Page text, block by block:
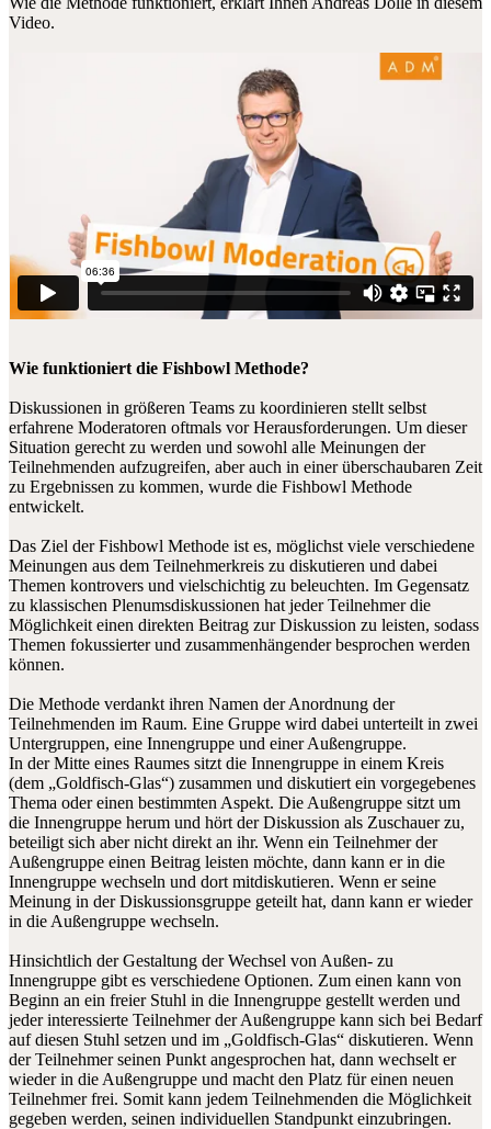
Video.
Wie funktioniert die Fishbowl Methode?
Diskussionen in größeren Teams zu koordinieren stellt selbst
erfahrene Moderatoren oftmals vor Herausforderungen. Um dieser
Situation gerecht zu werden und sowohl alle Meinungen der
Teilnehmenden aufzugreifen, aber auch in einer überschaubaren Zeit
zu Ergebnissen zu kommen, wurde die Fishbowl Methode
entwickelt.
Das Ziel der Fishbowl Methode ist es, möglichst viele verschiedene
Meinungen aus dem Teilnehmerkreis zu diskutieren und dabei
Themen kontrovers und vielschichtig zu beleuchten. Im Gegensatz
zu klassischen Plenumsdiskussionen hat jeder Teilnehmer die
Möglichkeit einen direkten Beitrag zur Diskussion zu leisten, sodass
Themen fokussierter und zusammenhängender besprochen werden
können.
Die Methode verdankt ihren Namen der Anordnung der
Teilnehmenden im Raum. Eine Gruppe wird dabei unterteilt in zwei
Untergruppen, eine Innengruppe und einer Außengruppe.
In der Mitte eines Raumes sitzt die Innengruppe in einem Kreis
(dem „Goldfisch-Glas“) zusammen und diskutiert ein vorgegebenes
Thema oder einen bestimmten Aspekt. Die Außengruppe sitzt um
die Innengruppe herum und hört der Diskussion als Zuschauer zu,
beteiligt sich aber nicht direkt an ihr. Wenn ein Teilnehmer der
Außengruppe einen Beitrag leisten möchte, dann kann er in die
Innengruppe wechseln und dort mitdiskutieren. Wenn er seine
Meinung in der Diskussionsgruppe geteilt hat, dann kann er wieder
in die Außengruppe wechseln.
Hinsichtlich der Gestaltung der Wechsel von Außen- zu
Innengruppe gibt es verschiedene Optionen. Zum einen kann von
Beginn an ein freier Stuhl in die Innengruppe gestellt werden und
jeder interessierte Teilnehmer der Außengruppe kann sich bei Bedarf
auf diesen Stuhl setzen und im „Goldfisch-Glas“ diskutieren. Wenn
der Teilnehmer seinen Punkt angesprochen hat, dann wechselt er
wieder in die Außengruppe und macht den Platz für einen neuen
Teilnehmer frei. Somit kann jedem Teilnehmenden die Möglichkeit
gegeben werden, seinen individuellen Standpunkt einzubringen.